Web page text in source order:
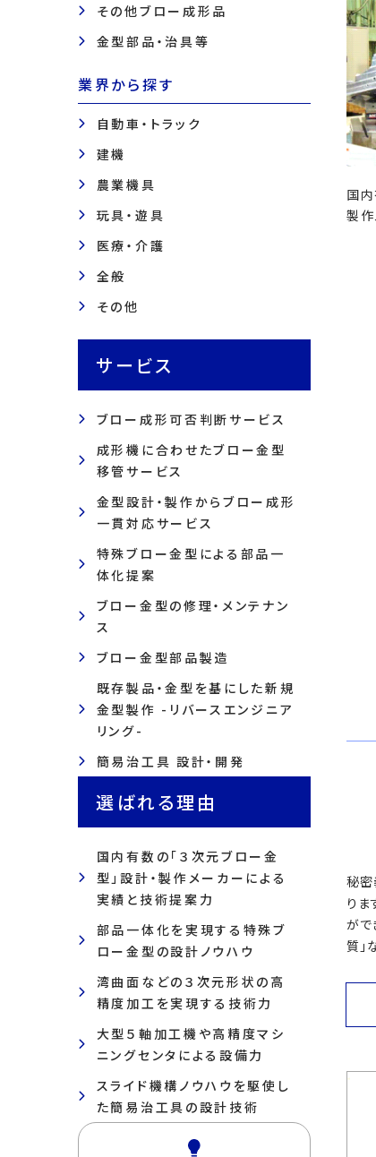
その他ブロー成形品
金型部品・治具等
業界から探す
自動車・トラック
建機
農業機具
玩具・遊具
医療・介護
全般
その他
サービス
ブロー成形可否判断サービス
成形機に合わせたブロー金型
移管サービス
金型設計・製作からブロー成形
一貫対応サービス
特殊ブロー金型による部品一
体化提案
ブロー金型の修理・メンテナン
ス
ブロー金型部品製造
既存製品・金型を基にした新規
金型製作 -リバースエンジニア
リング-
簡易治工具 設計・開発
選ばれる理由
国内有数の「３次元ブロー金
型」設計・製作メーカーによる
実績と技術提案力
部品一体化を実現する特殊ブ
ロー金型の設計ノウハウ
湾曲面などの３次元形状の高
精度加工を実現する技術力
大型５軸加工機や高精度マシ
ニングセンタによる設備力
スライド機構ノウハウを駆使し
た簡易治工具の設計技術
国内
製
秘密
り
がで
質」